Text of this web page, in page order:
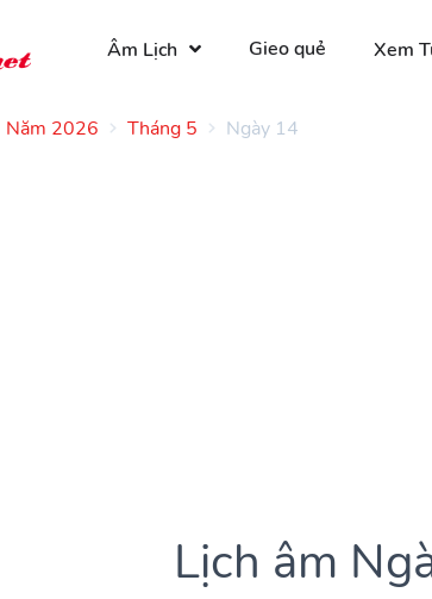
Âm Lịch Gieo quẻ Xem
Năm 2026 Tháng 5 Ngày 14
Lịch âm